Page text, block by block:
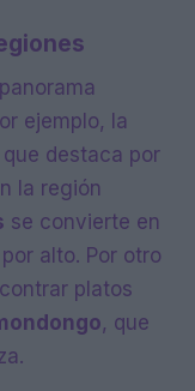
ejemplo, la
destaca por
la región
se convierte en
alto. Por otro
platos
, que